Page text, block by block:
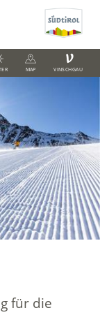
MAP
V
VINSCHGAU
für die